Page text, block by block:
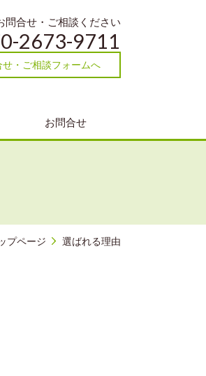
問合せ・ご相談ください
2673-9711
せ・ご相談フォームへ
お問合せ
プページ 選ばれる理由